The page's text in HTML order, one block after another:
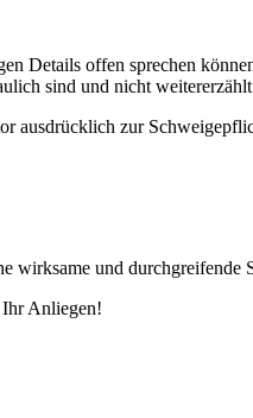
Details offen sprechen
sind und nicht
ausdrücklich zur
wirksame und durchgreifende
Anliegen!